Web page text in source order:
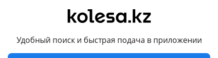
Удобный поиск и быстрая подача в приложении
9